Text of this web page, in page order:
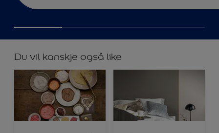
Du vil kanskje også like